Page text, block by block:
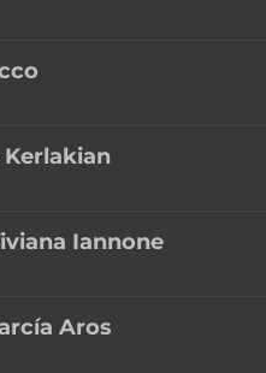
Iannone
Aros